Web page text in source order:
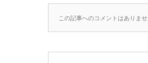
この記事へのコメントはありませ